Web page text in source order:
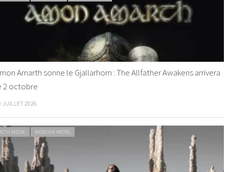
Amarth sonne le Gjallarhorn : The Allfather Awakens arrivera
2 octobre
JUILLET 2026
METAL WEBZINE METAL